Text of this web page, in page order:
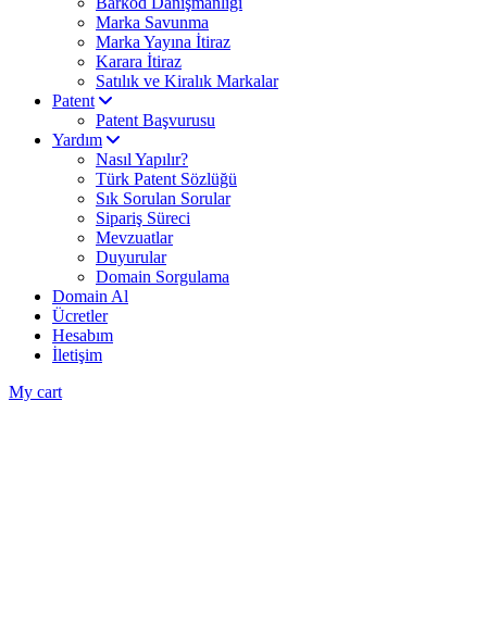
Marka Savunma
Marka Yayına İtiraz
Karara İtiraz
Satılık ve Kiralık Markalar
Patent
Patent Başvurusu
Yardım
Nasıl Yapılır?
Türk Patent Sözlüğü
Sık Sorulan Sorular
Sipariş Süreci
Mevzuatlar
Duyurular
Domain Sorgulama
Domain Al
Ücretler
Hesabım
İletişim
My cart